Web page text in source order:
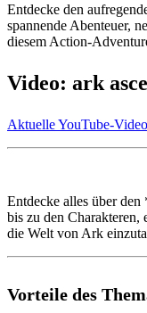
Entdecke den
spannende Abenteuer,
diesem Action-
Video: ark
Aktuelle YouTube-
Entdecke alles über
bis zu den Charakteren,
die Welt von Ark
Vorteile des